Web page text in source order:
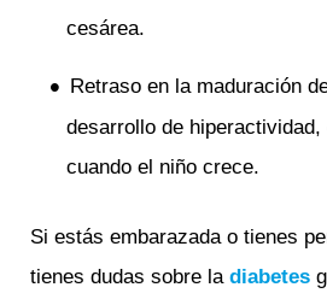
cesárea.
Retraso en la maduración
desarrollo de
cuando el niño crece.
Si estás embarazada o tienes
tienes dudas sobre la diabetes